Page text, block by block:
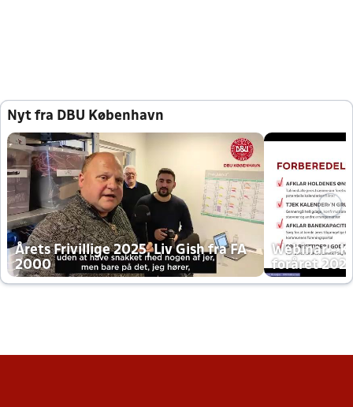
Nyt fra DBU København
Årets Frivillige 2025, Liv Gish fra FA
2000
Webinar -
foråret